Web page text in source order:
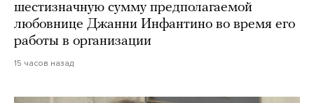
шестизначную сумму предполагаемой
любовнице Джанни Инфантино во время его
работы в организации
15 часов назад